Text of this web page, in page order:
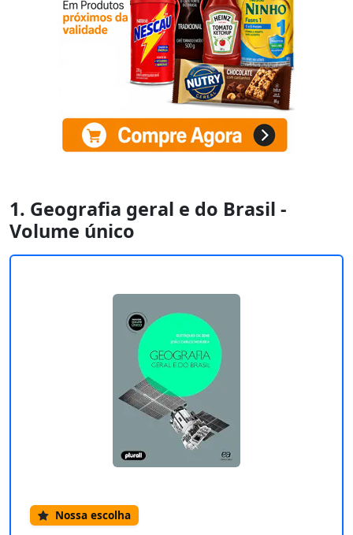
1. Geografia geral e do Brasil -
Volume único
Nossa escolha